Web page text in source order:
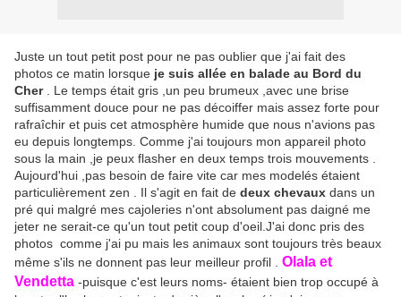
Juste un tout petit post pour ne pas oublier que j'ai fait des
photos ce matin lorsque je suis allée en balade au Bord du
Cher. Le temps était gris ,un peu brumeux ,avec une brise
suffisamment douce pour ne pas décoiffer mais assez forte pour
rafraîchir et puis cet atmosphère humide que nous n'avions pas
eu depuis longtemps. Comme j'ai toujours mon appareil photo
sous la main ,je peux flasher en deux temps trois mouvements .
Aujourd'hui ,pas besoin de faire vite car mes modelés étaient
particulièrement zen . Il s'agit en fait de deux chevaux dans un
pré qui malgré mes cajoleries n'ont absolument pas daigné me
jeter ne serait-ce qu'un tout petit coup d'oeil.J'ai donc pris des
photos comme j'ai pu mais les animaux sont toujours très beaux
même s'ils ne donnent pas leur meilleur profil .
Olala et
Vendetta -puisque c'est leurs noms- étaient bien trop occupé à